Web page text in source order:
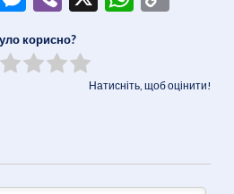
корисно?
Натисніть, щоб оцінити!